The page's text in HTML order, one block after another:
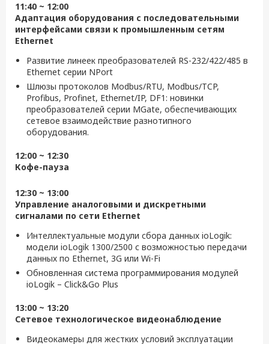
11:40 ~ 12:00
Адаптация оборудования с последовательными
интерфейсами связи к промышленным сетям
Ethernet
Развитие линеек преобразователей RS-232/422/485 в
Ethernet серии NPort
Шлюзы протоколов Modbus/RTU, Modbus/TCP,
Profibus, Profinet, Ethernet/IP, DF1: новинки
преобразователей серии MGate, обеспечивающих
сетевое взаимодействие разнотипного
оборудования.
12:00 ~ 12:30
Кофе-пауза
12:30 ~ 13:00
Управление аналоговыми и дискретными
сигналами по сети Ethernet
Интеллектуальные модули сбора данных ioLogik:
модели ioLogik 1300/2500 с возможностью передачи
данных по Ethernet, 3G или Wi-Fi
Обновленная система программирования модулей
ioLogik – Click&Go Plus
13:00 ~ 13:20
Сетевое технологическое видеонаблюдение
Видеокамеры для жестких условий эксплуатации